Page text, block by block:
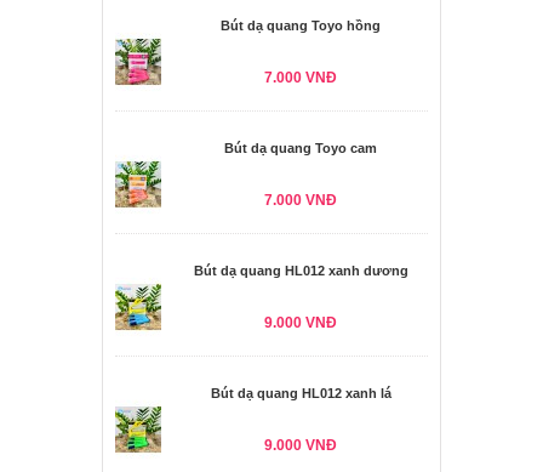
Bút dạ quang Toyo hồng
7.000 VNĐ
Bút dạ quang Toyo cam
7.000 VNĐ
Bút dạ quang HL012 xanh dương
9.000 VNĐ
Bút dạ quang HL012 xanh lá
9.000 VNĐ